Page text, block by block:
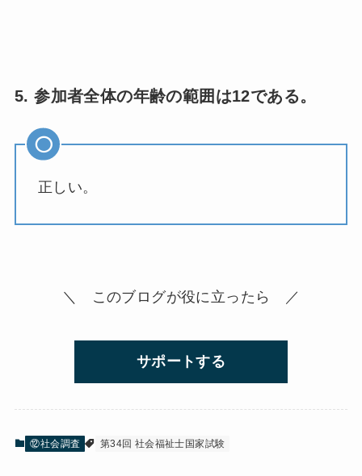
5. 参加者全体の年齢の範囲は12である。
正しい。
＼ このブログが役に立ったら ／
サポートする
⑫社会調査 第34回 社会福祉士国家試験